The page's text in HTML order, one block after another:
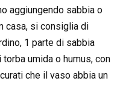
aggiungendo sabbia o
casa, si consiglia di
1 parte di sabbia
umida o humus, con
che il vaso abbia un